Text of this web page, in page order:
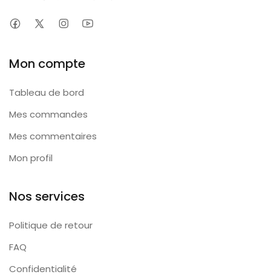
Mon compte
Tableau de bord
Mes commandes
Mes commentaires
Mon profil
Nos services
Politique de retour
FAQ
Confidentialité